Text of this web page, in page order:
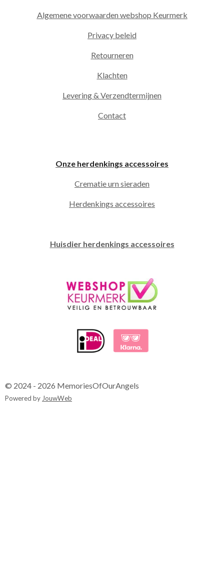
Algemene voorwaarden webshop Keurmerk
Privacy beleid
Retourneren
Klachten
Levering & Verzendtermijnen
Contact
Onze herdenkings accessoires
Crematie urn sieraden
Herdenkings accessoires
Huisdier herdenkings accessoires
© 2024 - 2026 MemoriesOfOurAngels
Powered byJouwWeb